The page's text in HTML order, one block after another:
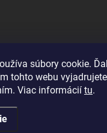
súbory cookie.
tohto webu
Viac informácií tu.
IVPA-